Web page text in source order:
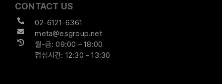
CONTACT US
02-6121-6361
meta@esgroup.net
월-금: 09:00 – 18:00
점심시간: 12:30 – 13:30